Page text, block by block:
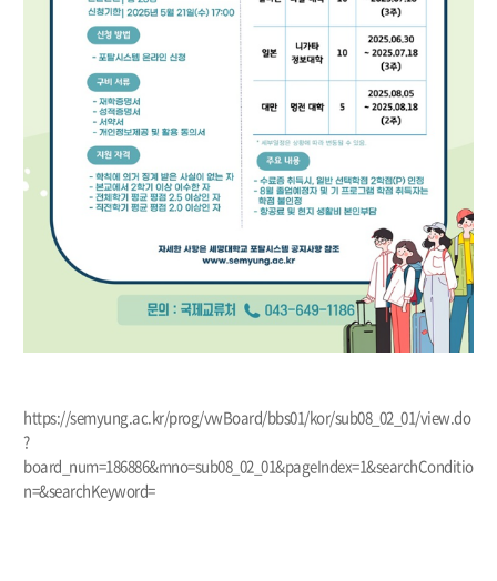
https://semyung.ac.kr/prog/vwBoard/bbs01/kor/sub08_02_01/view.do
?
board_num=186886&mno=sub08_02_01&pageIndex=1&searchConditio
n=&searchKeyword=